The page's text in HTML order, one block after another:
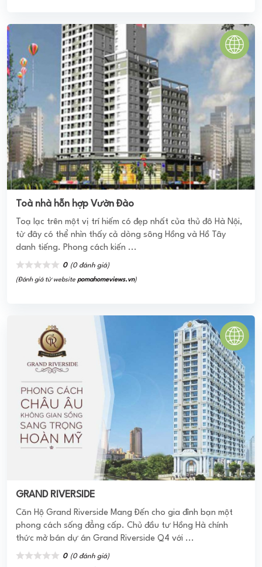
Toà nhà hỗn hợp Vườn Đào
Toạ lạc trên một vị trí hiếm có đẹp nhất của thủ đô Hà Nội,
từ đây có thể nhìn thấy cả dòng sông Hồng và Hồ Tây
danh tiếng. Phong cách kiến ...
0 (0 đánh giá)
(Đánh giá từ website pomahomeviews.vn)
GRAND RIVERSIDE
Căn Hộ Grand Riverside Mang Đến cho gia đình bạn một
phong cách sống đẳng cấp. Chủ đầu tư Hồng Hà chính
thức mở bán dự án Grand Riverside Q4 với ...
0 (0 đánh giá)